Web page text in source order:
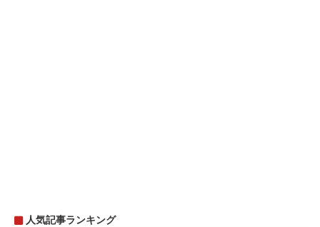
人気記事ランキング